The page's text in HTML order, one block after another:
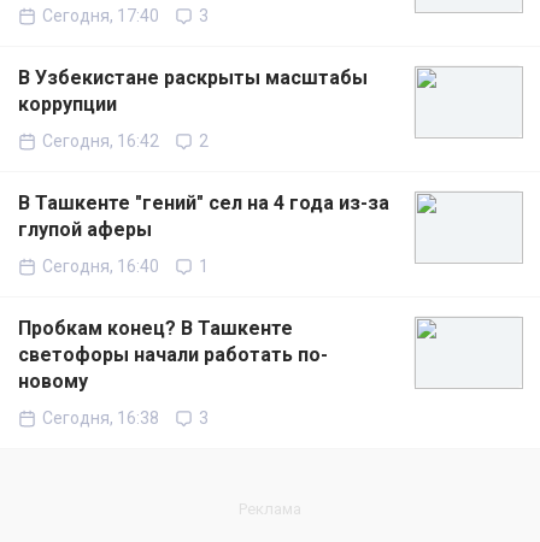
Сегодня, 17:40 3
В Узбекистане раскрыты масштабы
коррупции
Сегодня, 16:42 2
В Ташкенте "гений" сел на 4 года из-за
глупой аферы
Сегодня, 16:40 1
Пробкам конец? В Ташкенте
светофоры начали работать по-
новому
Сегодня, 16:38 3